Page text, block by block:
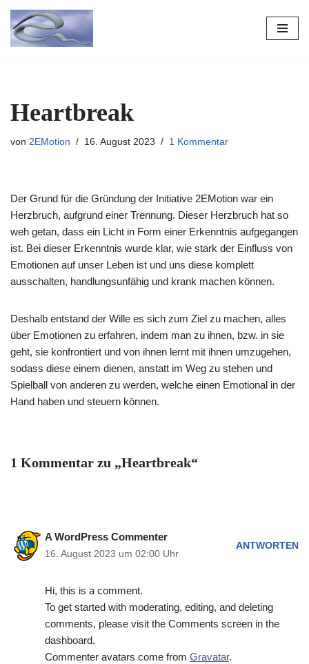
Zum
Heartbreak
von 2EMotion 16. August 2023 1 Kommentar
Der Grund für die Gründung der Initiative 2EMotion war ein
Herzbruch, aufgrund einer Trennung. Dieser Herzbruch hat so
weh getan, dass ein Licht in Form einer Erkenntnis aufgegangen
ist. Bei dieser Erkenntnis wurde klar, wie stark der Einfluss von
Emotionen auf unser Leben ist und uns diese komplett
ausschalten, handlungsunfähig und krank machen können.
Deshalb entstand der Wille es sich zum Ziel zu machen, alles
über Emotionen zu erfahren, indem man zu ihnen, bzw. in sie
geht, sie konfrontiert und von ihnen lernt mit ihnen umzugehen,
sodass diese einem dienen, anstatt im Weg zu stehen und
Spielball von anderen zu werden, welche einen Emotional in der
Hand haben und steuern können.
1 Kommentar zu „Heartbreak“
A WordPress Commenter
16. August 2023 um 02:00 Uhr
ANTWORTEN
Hi, this is a comment.
To get started with moderating, editing, and deleting
comments, please visit the Comments screen in the
dashboard.
Commenter avatars come from Gravatar.